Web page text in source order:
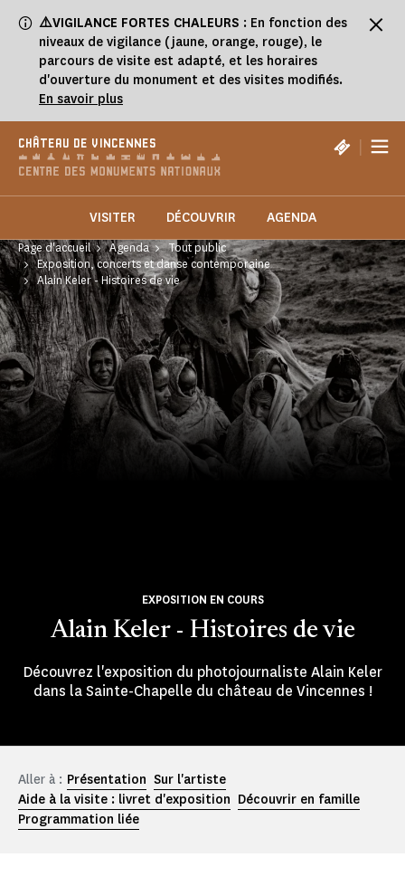
⚠️VIGILANCE FORTES CHALEURS : En fonction des
niveaux de vigilance (jaune, orange, rouge), le
parcours de visite est adapté, et les horaires
d'ouverture du monument et des visites modifiés.
En savoir plus
CHÂTEAU DE VINCENNES |
VISITER DÉCOUVRIR AGENDA
Page d'accueil Agenda
Tout public
Exposition, concerts et danse contemporaine
Alain Keler - Histoires de vie
Alain Keler - Histoires de vie
EXPOSITION EN COURS
Découvrez l'exposition du photojournaliste Alain Keler
dans la Sainte-Chapelle du château de Vincennes !
Aller à : Présentation Sur l'artiste
Aide à la visite : livret d'exposition Découvrir en famille
Programmation liée